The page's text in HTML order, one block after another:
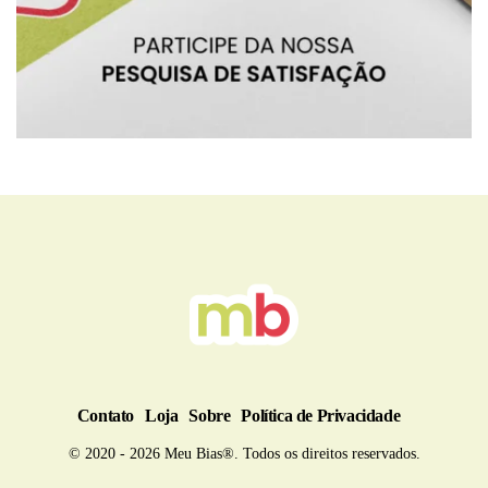
Contato Loja Sobre Política de Privacidade
© 2020 - 2026 Meu Bias®. Todos os direitos reservados.